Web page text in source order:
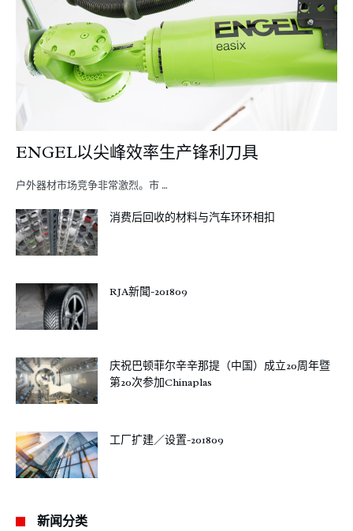
ENGEL以尖峰效率生产锋利刀具
户外器材市场竞争非常激烈。市 …
消费后回收的材料与汽车环环相扣
RJA新聞-201809
庆祝巴顿菲尔辛辛那提（中国）成立20周年暨
第20次参加Chinaplas
工厂扩建／设置-201809
新闻分类